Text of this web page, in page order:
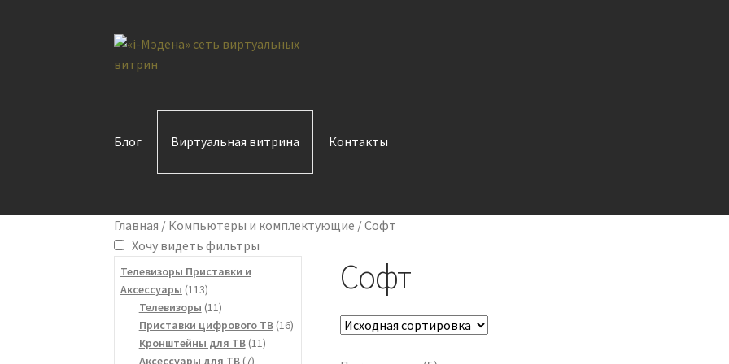
Перейти
к
Перейти
к
Блог Виртуальная витрина Контакты
Главная / Компьютеры и комплектующие /Софт
Хочу видеть фильтры
Софт
Телевизоры Приставки и
Аксессуары 113113
товаров
Телевизоры 1111
товаров
Приставки цифрового ТВ 1616
Кронштейны для ТВ 1111
Аксессуары для ТВ 77